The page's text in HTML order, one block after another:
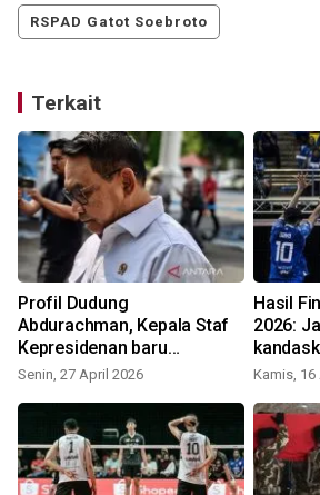
RSPAD Gatot Soebroto
Terkait
Profil Dudung
Abdurachman, Kepala Staf
Kepresidenan baru
pengganti Qodari
Senin, 27 April 2026
Hasil
2026:
Kamis, 16